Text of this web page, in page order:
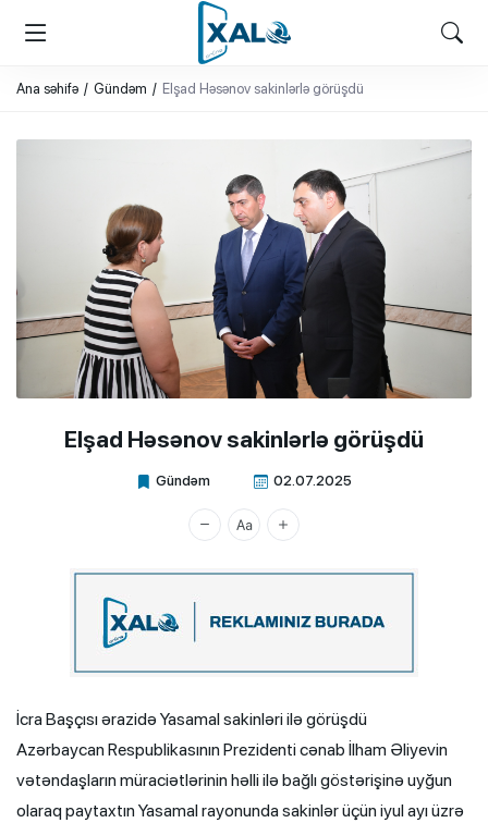
XALQ.ONLINE
ONLAYN PLATFORMA
Ana səhifə Gündəm Elşad Həsənov sakinlərlə görüşdü
Elşad Həsənov sakinlərlə görüşdü
Gündəm 02.07.2025
Xalq.Online
İcra Başçısı ərazidə Yasamal sakinləri ilə görüşdü
Azərbaycan Respublikasının Prezidenti cənab İlham Əliyevin
vətəndaşların müraciətlərinin həlli ilə bağlı göstərişinə uyğun
olaraq paytaxtın Yasamal rayonunda sakinlər üçün iyul ayı üzrə